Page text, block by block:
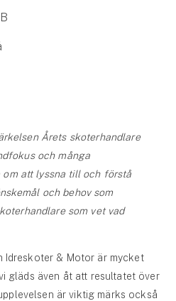
Årets skoterhandlare
och många
om att lyssna till och förstå
och behov som
som vet vad
Idreskoter & Motor är mycket
gläds även åt att resultatet över
är viktig märks också